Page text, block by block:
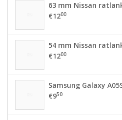
63 mm Nissan
€1200
54 mm Nissan
€1200
Samsung Galaxy
€950